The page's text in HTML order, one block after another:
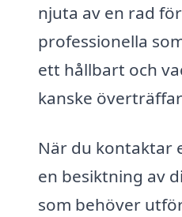
njuta av en rad
professionella
ett hållbart och
kanske
När du kontaktar
en besiktning av
som behöver